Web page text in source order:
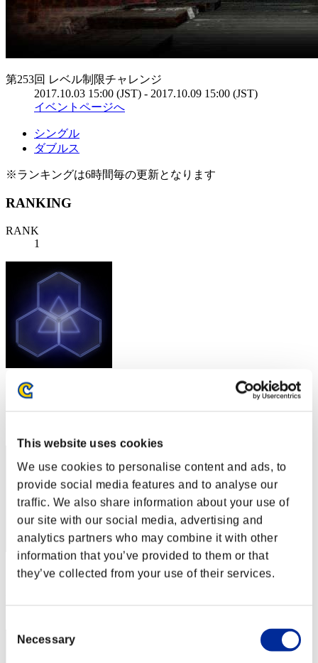
This website uses cookies
We use cookies to personalise content and ads, to
provide social media features and to analyse our
traffic. We also share information about your use of
our site with our social media, advertising and
analytics partners who may combine it with other
information that you’ve provided to them or that
they’ve collected from your use of their services.
Selection
Necessary
第253回 レベル制限チャレンジ
2017.10.03 15:00 (JST) - 2017.10.09 15:00 (JST)
イベントページへ
シングル
ダブルス
※ランキングは6時間毎の更新となります
RANKING
RANK
1
スコア: -
RANK
スコア: -